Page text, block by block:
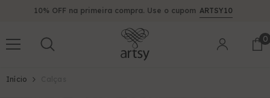
10% OFF na primeira compra. Use o cupom ARTSY10
00
Início